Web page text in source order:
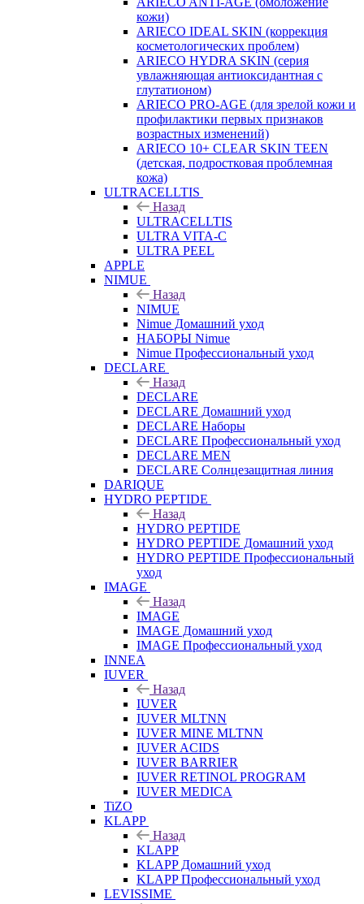
кожи)
ARIECO IDEAL SKIN (коррекция
косметологических проблем)
ARIECO HYDRA SKIN (серия
увлажняющая антиоксидантная с
глутатионом)
ARIECO PRO-AGE (для зрелой кожи и
профилактики первых признаков
возрастных изменений)
ARIECO 10+ CLEAR SKIN TEEN
(детская, подростковая проблемная
кожа)
ULTRACELLTIS
Назад
ULTRACELLTIS
ULTRA VITA-C
ULTRA PEEL
APPLE
NIMUE
Назад
NIMUE
Nimue Домашний уход
НАБОРЫ Nimue
Nimue Профессиональный уход
DECLARE
Назад
DECLARE
DECLARE Домашний уход
DECLARE Наборы
DECLARE Профессиональный уход
DECLARE MEN
DECLARE Солнцезащитная линия
DARIQUE
HYDRO PEPTIDE
Назад
HYDRO PEPTIDE
HYDRO PEPTIDE Домашний уход
HYDRO PEPTIDE Профессиональный
уход
IMAGE
Назад
IMAGE
IMAGE Домашний уход
IMAGE Профессиональный уход
INNEA
IUVER
Назад
IUVER
IUVER MLTNN
IUVER MINE MLTNN
IUVER ACIDS
IUVER BARRIER
IUVER RETINOL PROGRAM
IUVER MEDICA
TiZO
KLAPP
Назад
KLAPP
KLAPP Домашний уход
KLAPP Профессиональный уход
LEVISSIME